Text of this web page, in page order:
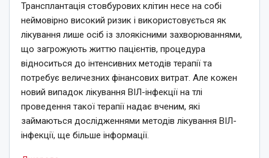
Трансплантація стовбурових клітин несе на собі
неймовірно високий ризик і використовується як
лікування лише осіб із злоякісними захворюваннями,
що загрожують життю пацієнтів, процедура
відноситься до інтенсивних методів терапії та
потребує величезних фінансових витрат. Але кожен
новий випадок лікування ВІЛ-інфекції на тлі
проведення такої терапії надає вченим, які
займаються дослідженнями методів лікування ВІЛ-
інфекції, ще більше інформації.